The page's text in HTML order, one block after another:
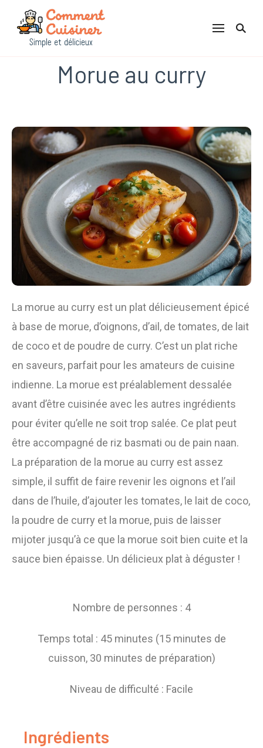
Comment Cuisiner
Morue au curry
La morue au curry est un plat délicieusement épicé
à base de morue, d’oignons, d’ail, de tomates, de lait
de coco et de poudre de curry. C’est un plat riche
en saveurs, parfait pour les amateurs de cuisine
indienne. La morue est préalablement dessalée
avant d’être cuisinée avec les autres ingrédients
pour éviter qu’elle ne soit trop salée. Ce plat peut
être accompagné de riz basmati ou de pain naan.
La préparation de la morue au curry est assez
simple, il suffit de faire revenir les oignons et l’ail
dans de l’huile, d’ajouter les tomates, le lait de coco,
la poudre de curry et la morue, puis de laisser
mijoter jusqu’à ce que la morue soit bien cuite et la
sauce bien épaisse. Un délicieux plat à déguster !
Nombre de personnes : 4
Temps total : 45 minutes (15 minutes de
cuisson, 30 minutes de préparation)
Niveau de difficulté : Facile
Ingrédients